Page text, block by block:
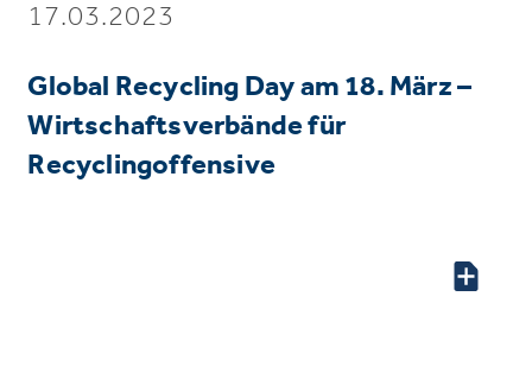
17.03.2023
Global Recycling Day am 18. März –
Wirtschaftsverbände für
Recyclingoffensive